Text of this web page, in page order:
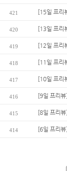
421 [15일 프리
420 [13일 프리
419 [12일 프리
418 [11일 프리
417 [10일 프리
416 [9일 프리
415 [8일 프리
414 [6일 프리